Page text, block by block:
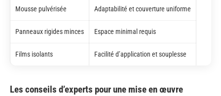
Mousse pulvérisée Adaptabilité et couverture uniforme
Panneaux rigides minces Espace minimal requis
Films isolants Facilité d’application et souplesse
Les conseils d’experts pour une mise en œuvre